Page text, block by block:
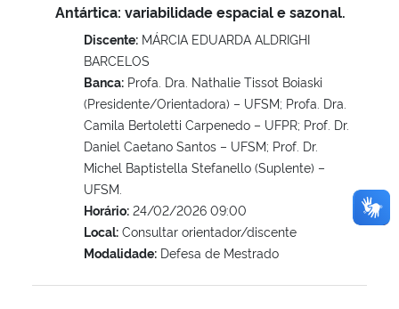
Antártica: variabilidade espacial e sazonal.
Discente: MÁRCIA EDUARDA ALDRIGHI
BARCELOS
Banca: Profa. Dra. Nathalie Tissot Boiaski
(Presidente/Orientadora) – UFSM; Profa. Dra.
Camila Bertoletti Carpenedo – UFPR; Prof. Dr.
Daniel Caetano Santos – UFSM; Prof. Dr.
Michel Baptistella Stefanello (Suplente) –
UFSM.
Horário: 24/02/2026 09:00
Local: Consultar orientador/discente
Modalidade: Defesa de Mestrado